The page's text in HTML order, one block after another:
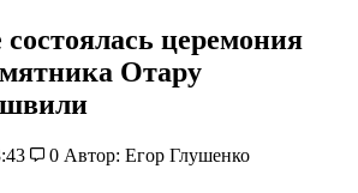
состоялась церемония
Отару
0 Автор: Егор Глушенко